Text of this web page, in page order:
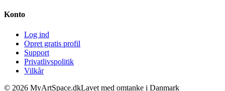
Konto
Log ind
Opret gratis profil
Support
Privatlivspolitik
Vilkår
© 2026 MyArtSpace.dkLavet med omtanke i Danmark